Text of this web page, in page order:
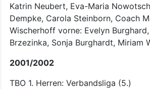
Katrin Neubert, Eva-Maria
Dempke, Carola Steinborn, Coach
Wischerhoff vorne: Evelyn
Brzezinka, Sonja Burghardt, Miriam
2001/2002
TBO 1. Herren: Verbandsliga (5.)